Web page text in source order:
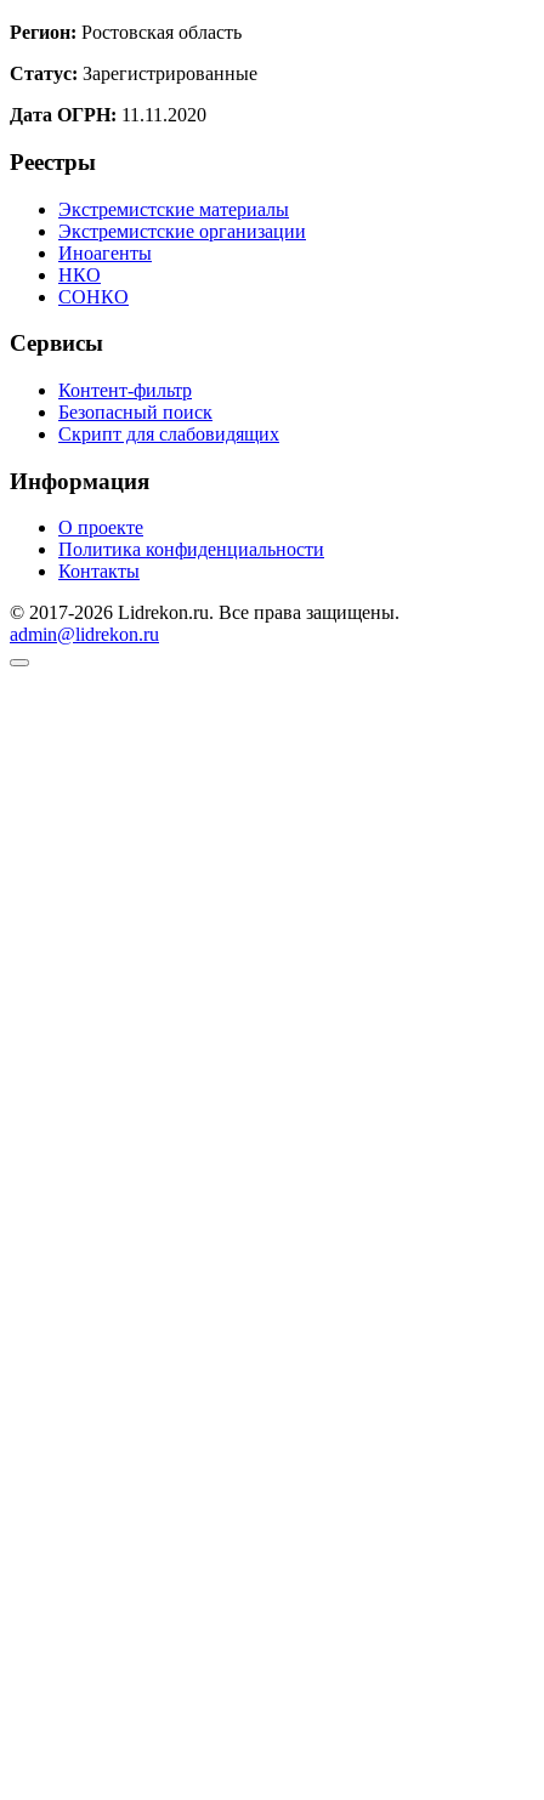
Регион: Ростовская область
Статус: Зарегистрированные
Дата ОГРН: 11.11.2020
Реестры
Экстремистские материалы
Экстремистские организации
Иноагенты
НКО
СОНКО
Сервисы
Контент-фильтр
Безопасный поиск
Скрипт для слабовидящих
Информация
О проекте
Политика конфиденциальности
Контакты
© 2017-2026 Lidrekon.ru. Все права защищены.
admin@lidrekon.ru